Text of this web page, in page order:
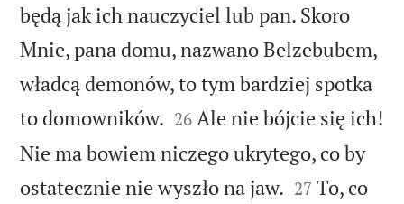
będą jak ich nauczyciel lub pan. Skoro
Mnie, pana domu, nazwano Belzebubem,
władcą demonów, to tym bardziej spotka
to domowników. 

26 Ale nie bójcie się ich!
Nie ma bowiem niczego ukrytego, co by
ostatecznie nie wyszło na jaw. 

27 To, co